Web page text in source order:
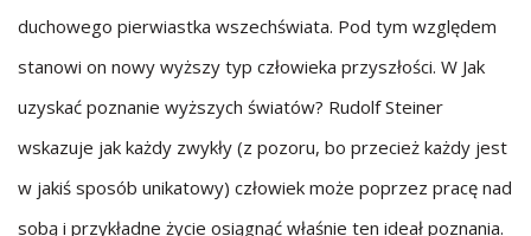
duchowego pierwiastka wszechświata. Pod tym względem
stanowi on nowy wyższy typ człowieka przyszłości. W Jak
uzyskać poznanie wyższych światów? Rudolf Steiner
wskazuje jak każdy zwykły (z pozoru, bo przecież każdy jest
w jakiś sposób unikatowy) człowiek może poprzez pracę nad
sobą i przykładne życie osiągnąć właśnie ten ideał poznania.